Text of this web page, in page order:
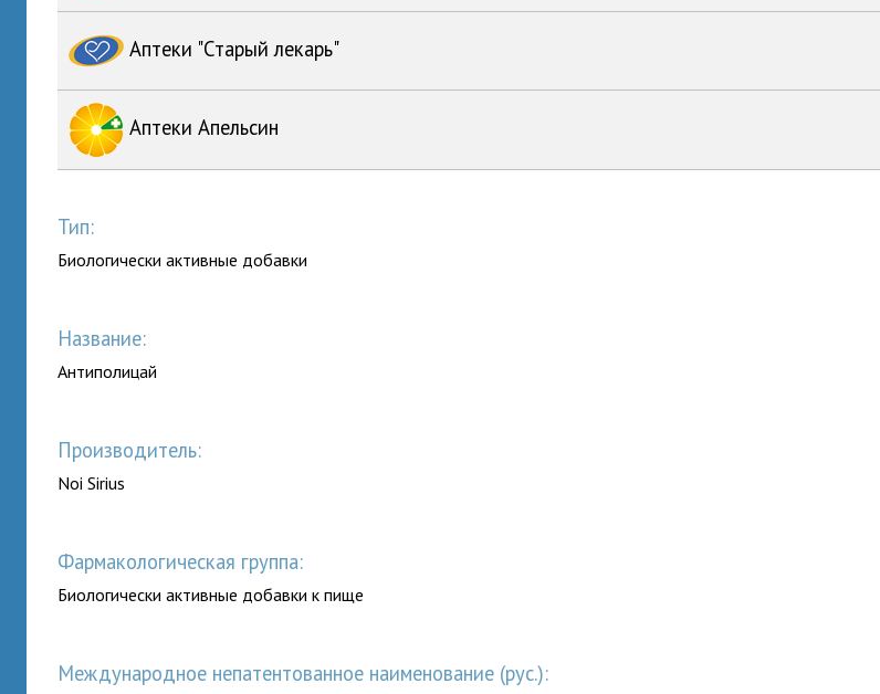
Аптеки "Старый лекарь"
Аптеки Апельсин
Тип:
Биологически активные добавки
Название:
Антиполицай
Производитель:
Noi Sirius
Фармакологическая группа:
Биологически активные добавки к пище
Международное непатентованное наименование (рус.):